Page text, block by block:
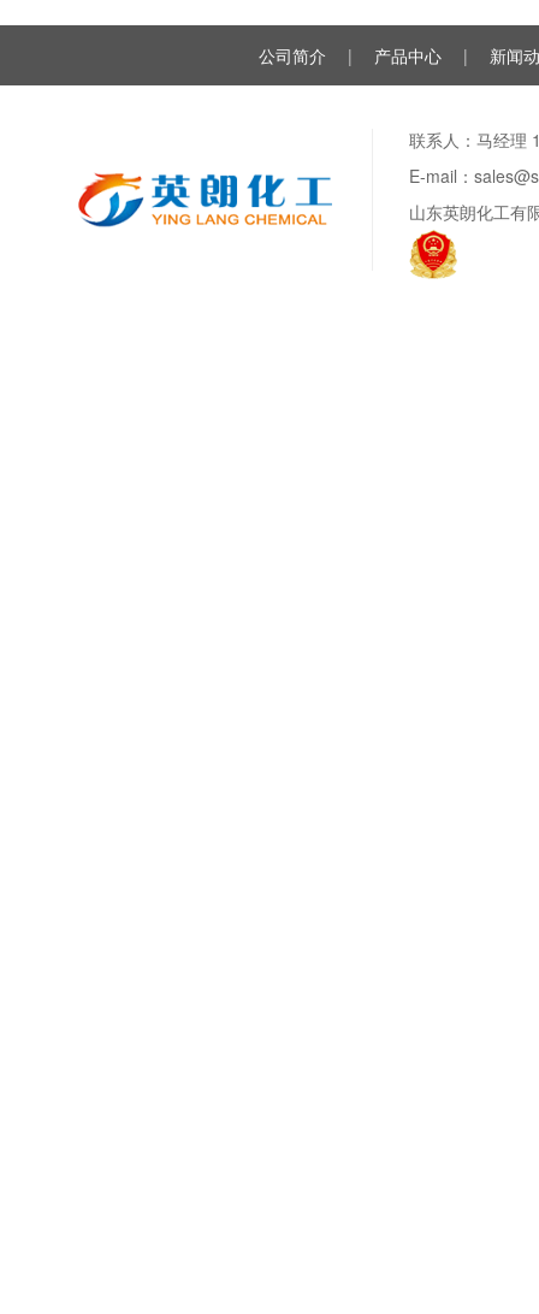
公司简介 | 产品中心 | 新闻
联系人：马经理
E-mail：
山东英朗化工有